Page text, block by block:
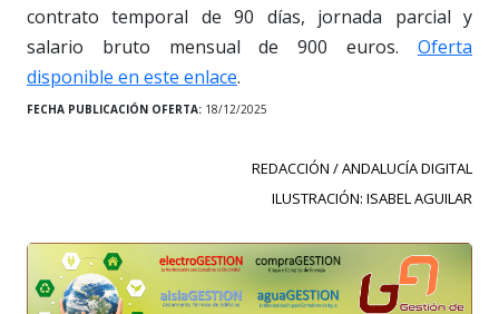
contrato temporal de 90 días, jornada parcial y
salario bruto mensual de 900 euros. Oferta
disponible en este enlace.
FECHA PUBLICACIÓN OFERTA: 18/12/2025
REDACCIÓN / ANDALUCÍA DIGITAL
ILUSTRACIÓN: ISABEL AGUILAR